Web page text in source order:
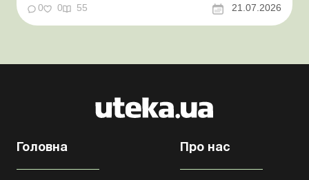
відстрочки від призову під час мобілізації удосконалено
Кабмін утворив Координаційний центр з організації
бронювання військовозобов’язаних Верховна ...
0 0 55 21.07.2026
Головна Про нас